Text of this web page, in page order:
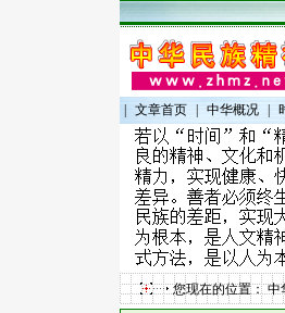
文章首页 中华概况
您现在的位置：中